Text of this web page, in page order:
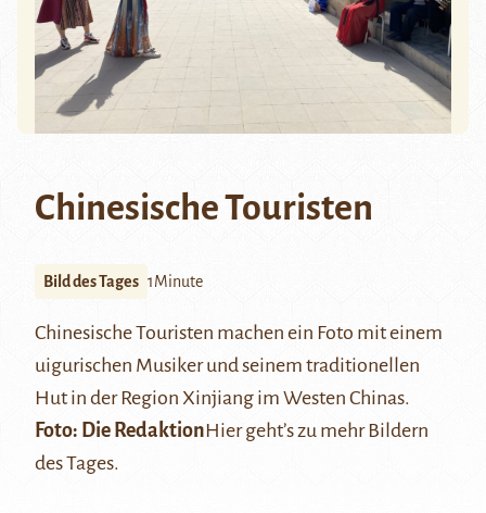
Chinesische Touristen
Bild des Tages 1Minute
Chinesische Touristen machen ein Foto mit einem
uigurischen Musiker und seinem traditionellen
Hut in der Region Xinjiang im Westen Chinas.
Foto: Die RedaktionHiergeht’s zu mehr Bildern
des Tages.